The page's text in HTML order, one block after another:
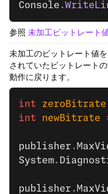
Console .
参照 未加工ビットレート
未加工のビットレート値
されていたビットレート
動作に戻ります。
int zeroBitrate
int newBitrate
publisher .
System.
publisher .